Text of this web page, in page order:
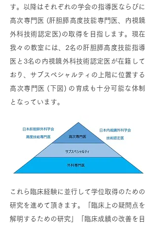
す。以降はそれぞれの学会の指導医ならびに
高次専門医 (肝胆膵高度技能専門医、内視鏡
外科技術認定医)の取得を目指します。現在
我々の教室には、2名の肝胆膵高度技能指導
医と3名の内視鏡外科技術認定医が在籍して
おり、サブスペシャルティの上階に位置する
高次専門医 (下図) の育成も十分可能な体制
となっています。
これら臨床経験に並行して学位取得のための
研究を進めて頂きます。「臨床上の疑問点を
解明するための研究」「臨床成績の改善を目